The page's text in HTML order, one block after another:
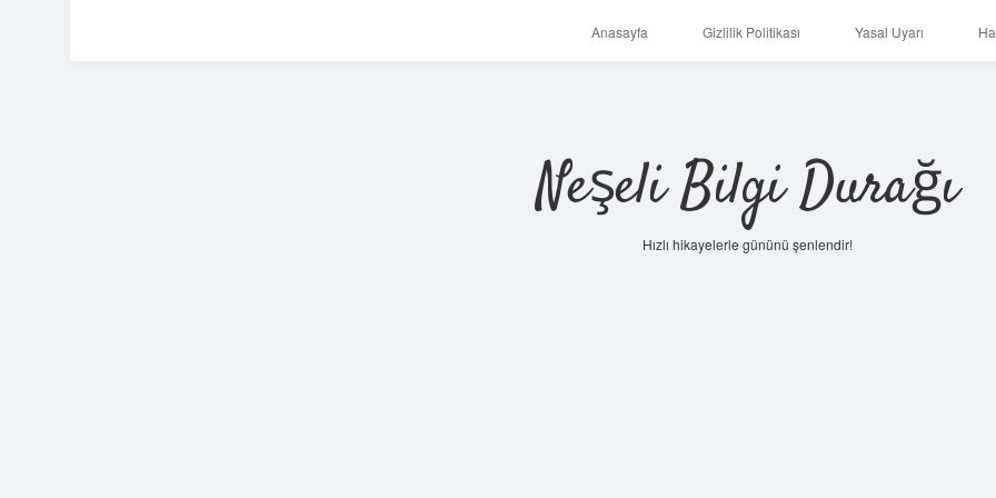
Anasayfa Gizlilik Politikası Yasal Uyarı
Neşeli Bilgi Durağı
Hızlı hikayelerle gününü şenlendir!